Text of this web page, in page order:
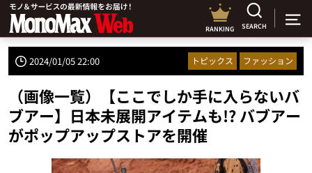
RANKING SEARCH
2024/01/05 22:00 トピックス ファッション
（画像一覧）【ここでしか手に入らないバ
ブアー】日本未展開アイテムも!? バブアー
がポップアップストアを開催